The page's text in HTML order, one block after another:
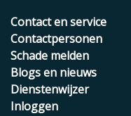
Contact en service
Contactpersonen
Schade melden
Blogs en nieuws
Dienstenwijzer
Inloggen